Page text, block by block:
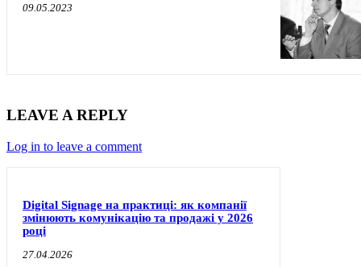
09.05.2023
LEAVE A REPLY
Log in to leave a comment
Digital Signage на практиці: як компанії
змінюють комунікацію та продажі у 2026
році
27.04.2026